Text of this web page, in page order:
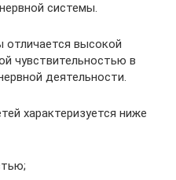
системы.
отличается высокой
чувствительностью в
деятельности.
характеризуется ниже